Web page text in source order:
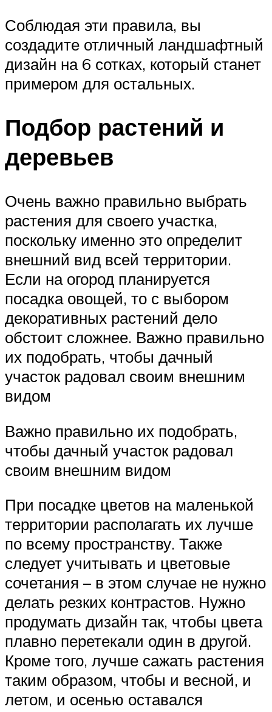
Соблюдая эти правила, вы
создадите отличный ландшафтный
дизайн на 6 сотках, который станет
примером для остальных.
Подбор растений и
деревьев
Очень важно правильно выбрать
растения для своего участка,
поскольку именно это определит
внешний вид всей территории.
Если на огород планируется
посадка овощей, то с выбором
декоративных растений дело
обстоит сложнее. Важно правильно
их подобрать, чтобы дачный
участок радовал своим внешним
видом
Важно правильно их подобрать,
чтобы дачный участок радовал
своим внешним видом
При посадке цветов на маленькой
территории располагать их лучше
по всему пространству. Также
следует учитывать и цветовые
сочетания – в этом случае не нужно
делать резких контрастов. Нужно
продумать дизайн так, чтобы цвета
плавно перетекали один в другой.
Кроме того, лучше сажать растения
таким образом, чтобы и весной, и
летом, и осенью оставался